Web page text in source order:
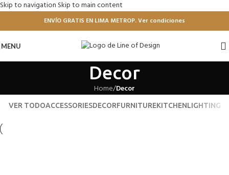
Skip to navigation Skip to main content
ENVÍO GRATIS EN LIMA METROP. Ver condiciones
MENU
Decor
Home/Decor
VER TODOACCESSORIESDECORFURNITUREKITCHENLIGHTING